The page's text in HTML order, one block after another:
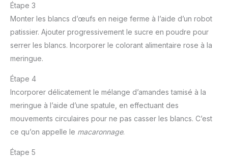
Étape 3
Monter les blancs d’œufs en neige ferme à l’aide d’un robot
patissier. Ajouter progressivement le sucre en poudre pour
serrer les blancs. Incorporer le colorant alimentaire rose à la
meringue.
Étape 4
Incorporer délicatement le mélange d’amandes tamisé à la
meringue à l’aide d’une spatule, en effectuant des
mouvements circulaires pour ne pas casser les blancs. C’est
ce qu’on appelle le macaronnage.
Étape 5